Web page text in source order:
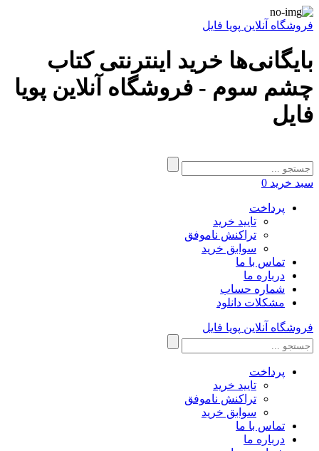
فروشگاه آنلاین پویا فایل
بایگانی‌ها خرید اینترنتی کتاب
چشم سوم - فروشگاه آنلاین پویا
فایل
سبد خرید 0
پرداخت
تایید خرید
تراکنش ناموفق
سوابق خرید
تماس با ما
درباره ما
شماره حساب
مشکلات دانلود
فروشگاه آنلاین پویا فایل
پرداخت
تایید خرید
تراکنش ناموفق
سوابق خرید
تماس با ما
درباره ما